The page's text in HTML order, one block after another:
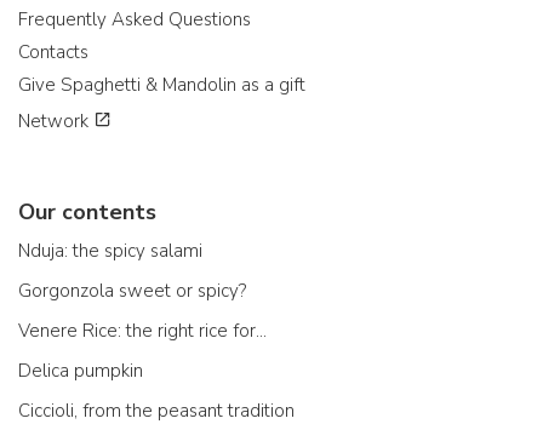
Frequently Asked Questions
Contacts
Give Spaghetti & Mandolin as a gift
Network
Our contents
Nduja: the spicy salami
Gorgonzola sweet or spicy?
Venere Rice: the right rice for...
Delica pumpkin
Ciccioli, from the peasant tradition